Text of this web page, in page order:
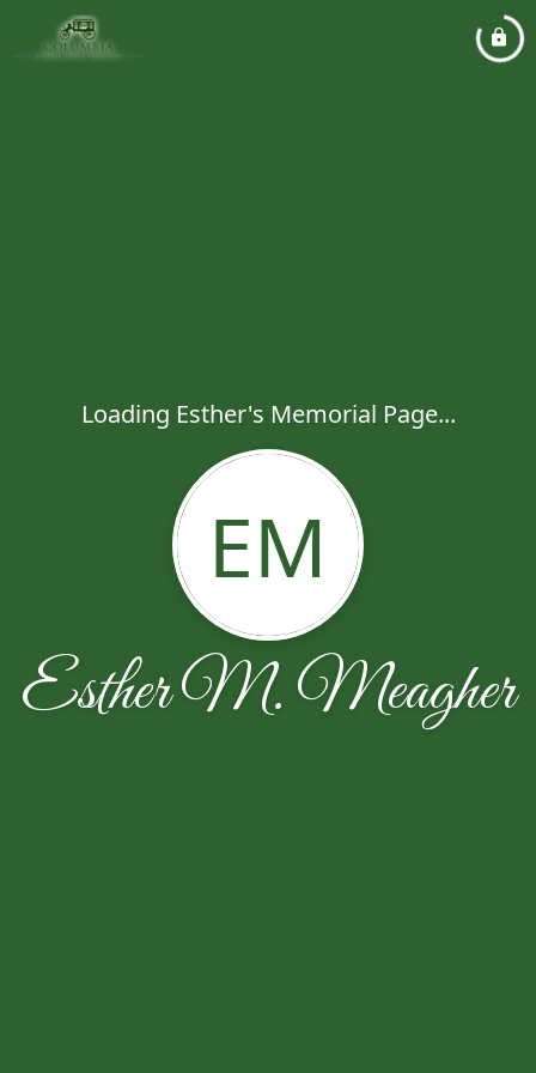
Loading Esther's Memorial Page...
EM
Esther M. Meagher